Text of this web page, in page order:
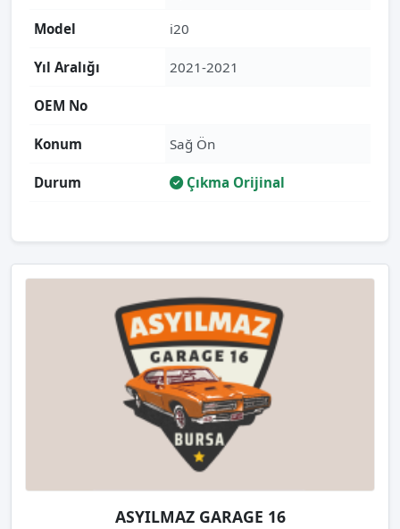
Model i20
Yıl Aralığı 2021-2021
OEM No
Konum Sağ Ön
Durum Çıkma Orijinal
ASYILMAZ GARAGE 16